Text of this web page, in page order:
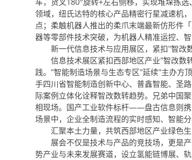
领域，纽氏达特的核心产品精密行星减速机
点；柔触机器人推出的柔爪末端最新仿形件
器等零部件技术突破，为机器人精准运控、
新一代信息技术与应用展区，紧扣"智改
信息技术展区紧扣西部地区产业"智改数
践。"智能制造场景与生态专区"延续"主办方
手四川省智能制造创新中心、普鑫智能、圣
际案例立体化诠释智改数转趋势。兄弟中国
相现场。国产工业软件标杆——盘古信息则携
场景中，企业全制造流程的实时感知、智能
汇聚本土力量，共筑西部地区产业绿色
展会不仅是技术与产品的竞技场，更是产
势产业与未来发展赛道，设立氢能链博展、